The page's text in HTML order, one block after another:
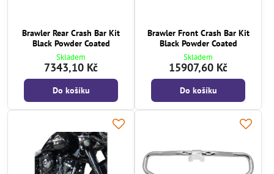
Brawler Rear Crash Bar Kit
Black Powder Coated
Skladem
7343,10 Kč
Do košíku
Brawler Front Crash Bar Kit
Black Powder Coated
Skladem
15907,60 Kč
Do košíku